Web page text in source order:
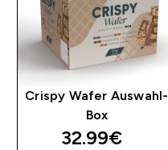
Crispy Wafer Auswahl-
Box
32.99€‎